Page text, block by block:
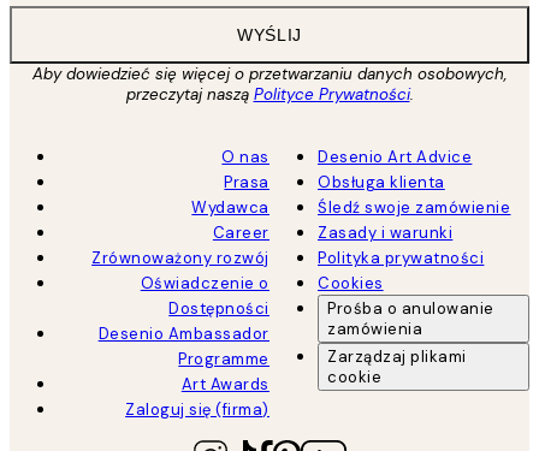
WYŚLIJ
Aby dowiedzieć się więcej o przetwarzaniu danych osobowych,
przeczytaj naszą Polityce Prywatności.
O nas
Prasa
Wydawca
Career
Zrównoważony rozwój
Oświadczenie o
Dostępności
Desenio Ambassador
Programme
Art Awards
Zaloguj się (firma)
Desenio Art Advice
Obsługa klienta
Śledź swoje zamówienie
Zasady i warunki
Polityka prywatności
Cookies
Prośba o anulowanie
zamówienia
Zarządzaj plikami
cookie